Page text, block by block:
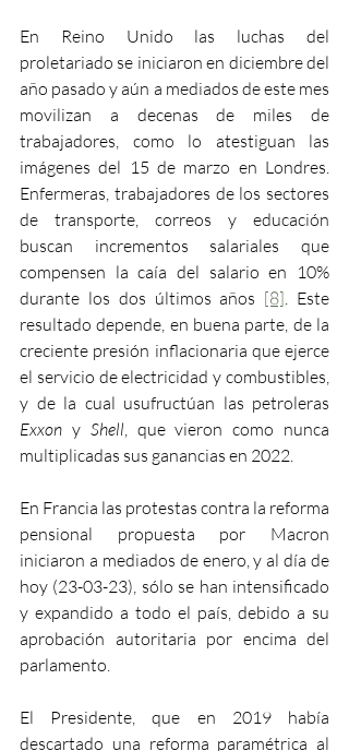
En Reino Unido las luchas del
proletariado se iniciaron en diciembre del
año pasado y aún a mediados de este mes
movilizan a decenas de miles de
trabajadores, como lo atestiguan las
imágenes del 15 de marzo en Londres.
Enfermeras, trabajadores de los sectores
de transporte, correos y educación
buscan incrementos salariales que
compensen la caía del salario en 10%
durante los dos últimos años [8]. Este
resultado depende, en buena parte, de la
creciente presión inflacionaria que ejerce
el servicio de electricidad y combustibles,
Exxon y Shell, que vieron como nunca
multiplicadas sus ganancias en 2022.
En Francia las protestas contra la reforma
pensional propuesta por Macron
iniciaron a mediados de enero, y al día de
hoy (23-03-23), sólo se han intensificado
y expandido a todo el país, debido a su
aprobación autoritaria por encima del
parlamento.
El Presidente, que en 2019 había
descartado una reforma paramétrica al